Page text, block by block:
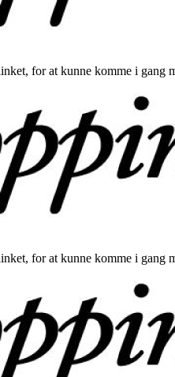
for at kunne komme i gang
for at kunne komme i gang